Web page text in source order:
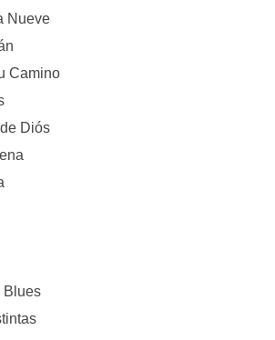
Nueve
Camino
Diós
Blues